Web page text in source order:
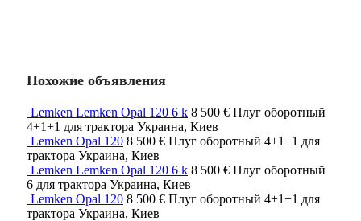
Похожие объявления
Lemken Lemken Opal 120 6 k 8 500 € Плуг оборотный
4+1+1 для трактора Украина, Киев
Lemken Opal 120 8 500 € Плуг оборотный 4+1+1 для
трактора Украина, Киев
Lemken Lemken Opal 120 6 k 8 500 € Плуг оборотный
6 для трактора Украина, Киев
Lemken Opal 120 8 500 € Плуг оборотный 4+1+1 для
трактора Украина, Киев